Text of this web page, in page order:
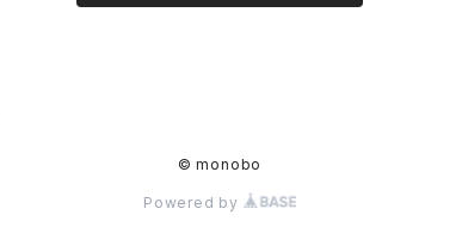
© monobo
Powered by